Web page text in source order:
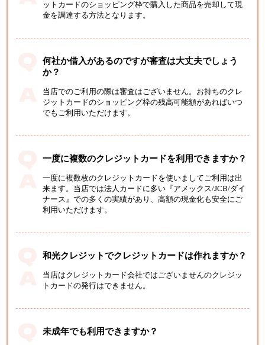
ットカードのショッピング枠で購入した商品を売却して現
金を調達する方法となります。
何社か借入があるのですが審査は大丈夫でしょう
か？
当店でのご利用の際は審査はございません。お持ちのクレ
ジットカードのショッピング枠の残高可能額があればいつ
でもご利用いただけます。
一度に複数のクレジットカードを利用できますか？
一度に複数枚のクレジットカードを使いましてご利用は出
来ます。当店では法人カードに多い『アメックス/JCB/ダイ
ナース』での多くの実績があり、高額の現金化も安全にご
利用いただけます。
和光クレジットでクレジットカードは作れますか？
当店はクレジットカード会社ではございませんのクレジッ
トカードの発行はできません。
未成年でも利用できますか？